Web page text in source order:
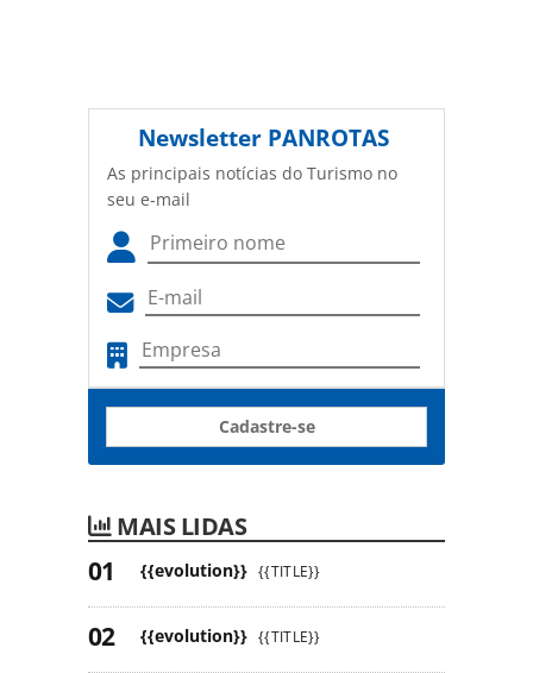
Newsletter PANROTAS
As principais notícias do Turismo no
seu e-mail
Cadastre-se
MAIS LIDAS
{{evolution}} {{TITLE}}
{{evolution}} {{TITLE}}